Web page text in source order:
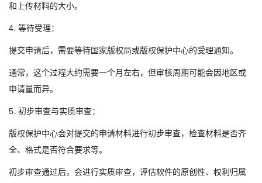
和上传材料的大小。
4. 等待受理：
提交申请后，需要等待国家版权局或版权保护中心的受理通知。
通常，这个过程大约需要一个月左右，但审核周期可能会因地区或
申请量而异。
5. 初步审查与实质审查：
版权保护中心会对提交的申请材料进行初步审查，检查材料是否齐
全、格式是否符合要求等。
初步审查通过后，会进行实质审查，评估软件的原创性、权利归属